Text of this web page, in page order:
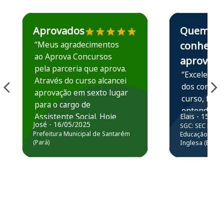
Estudante José recomenda o Aprova Concursos em
Aprovados
“Meus agradecimentos
ao Aprova Concursos
pela parceria que aprova.
Através do curso alcancei
aprovação em sexto lugar
para o cargo de
Assistente Social. Hoje
estou atuando na
Prefeitura de Santarém.
José - 16/05/2025
Prefeitura Municipal de Santarém
(Pará)
Estudante Elais
Quem
conhece,
aprova
“Excelente
dos
curso,
entender e
prática
resolução
questões.”
Elais - 15/07/
SGC: SEC BA
Educação
Inglesa (Edital